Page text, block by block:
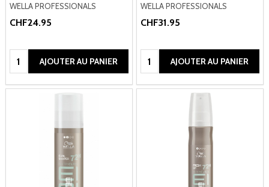
WELLA PROFESSIONALS
CHF24.95
Quantité:AJOUTER AU PANIER
WELLA PROFESSIONALS
CHF31.95
Quantité:AJOUTER AU PANIER